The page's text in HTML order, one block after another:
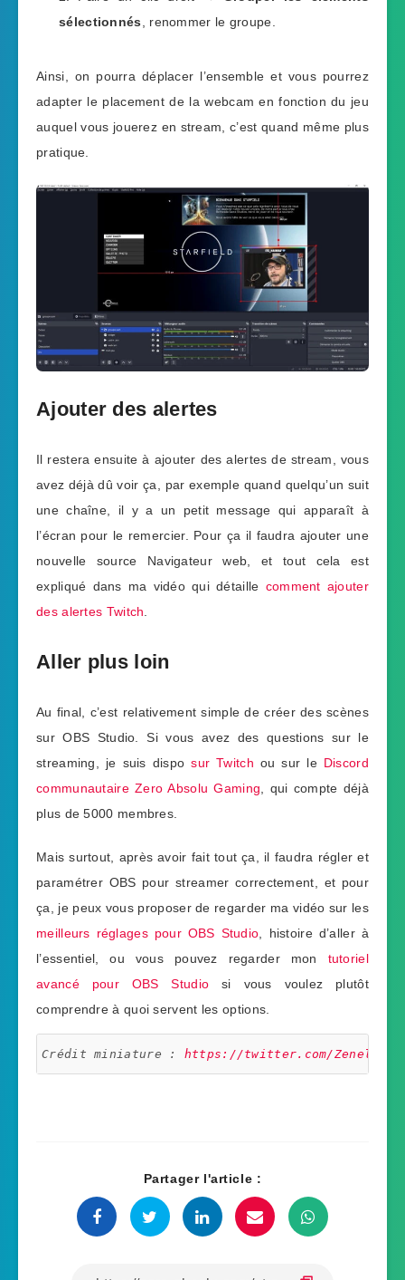
sélectionnés
, renommer le groupe.
Ainsi, on pourra déplacer l’ensemble et vous pourrez
adapter le placement de la webcam en fonction du jeu
auquel vous jouerez en stream, c’est quand même plus
pratique.
Ajouter des alertes
Il restera ensuite à ajouter des alertes de stream, vous
avez déjà dû voir ça, par exemple quand quelqu’un suit
une chaîne, il y a un petit message qui apparaît à
l’écran pour le remercier. Pour ça il faudra ajouter une
nouvelle source Navigateur web, et tout cela est
expliqué dans ma vidéo qui détaille comment ajouter
des alertes Twitch
Aller plus loin
Au final, c’est relativement simple de créer des scènes
sur OBS Studio. Si vous avez des questions sur le
streaming, je suis disposur Twitch ou sur le Discord
communautaire Zero Absolu Gaming , qui compte déjà
plus de 5000 membres.
Mais surtout, après avoir fait tout ça, il faudra régler et
paramétrer OBS pour streamer correctement, et pour
ça, je peux vous proposer de regarder ma vidéo sur les
meilleurs réglages pour OBS Studio, histoire d’aller à
l’essentiel, ou vous pouvez regarder mon tutoriel
avancé pour OBS Studio si vous voulez plutôt
comprendre à quoi servent les options.
Crédit miniature : https://twitter.com/Zeneles
Partager l'article :